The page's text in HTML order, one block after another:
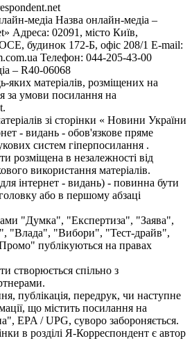
медіа Назва онлайн-медіа –
Адреса: 02091, місто Київ,
будинок 172-Б, офіс 208/1 E-mail:
Телефон: 044-205-43-00
– R40-06068
яких матеріалів, розміщених на
за умови посилання на
зі сторінки « Новини України
- видань - обов'язкове пряме
систем гіперпосилання .
розміщена в незалежності від
використання матеріалів.
інтернет - видань) - повинна бути
або в першому абзаці
"Думка", "Експертиза", "Заява",
"Влада", "Вибори", "Тест-драйв",
публікуються на правах
створюється спільно з
публікація, передрук, чи наступне
що містить посилання на
EPA / UPG, суворо забороняється.
в розділі Я-Корреспондент є автор